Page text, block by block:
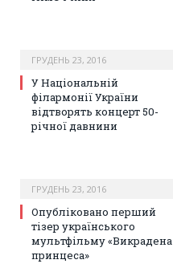
ГРУДЕНЬ 23, 2016
У Національній
філармонії України
відтворять концерт 50-
річної давнини
ГРУДЕНЬ 23, 2016
Опубліковано перший
тізер українського
мультфільму «Викрадена
принцеса»